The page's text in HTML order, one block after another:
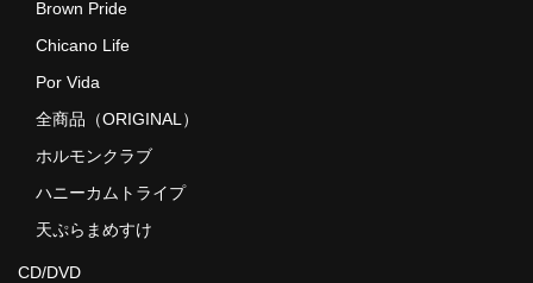
Brown Pride
Chicano Life
Por Vida
全商品（ORIGINAL）
ホルモンクラブ
ハニーカムトライプ
天ぷらまめすけ
CD/DVD